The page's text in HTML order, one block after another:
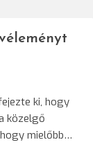
ki, hogy
közelgő
mielőbb…